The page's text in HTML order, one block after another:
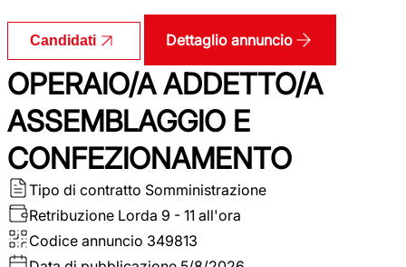
Candidati Dettaglio annuncio
OPERAIO/A ADDETTO/A
ASSEMBLAGGIO E
CONFEZIONAMENTO
Tipo di contratto Somministrazione
Retribuzione Lorda 9 - 11 all'ora
Codice annuncio 349813